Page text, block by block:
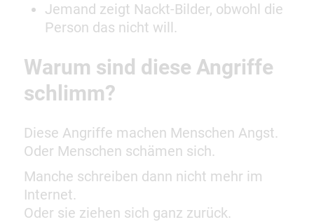
Jemand zeigt Nackt-Bilder, obwohl die
Person das nicht will.
Warum sind diese Angriffe
schlimm?
Diese Angriffe machen Menschen Angst.
Oder Menschen schämen sich.
Manche schreiben dann nicht mehr im
Internet.
Oder sie ziehen sich ganz zurück.